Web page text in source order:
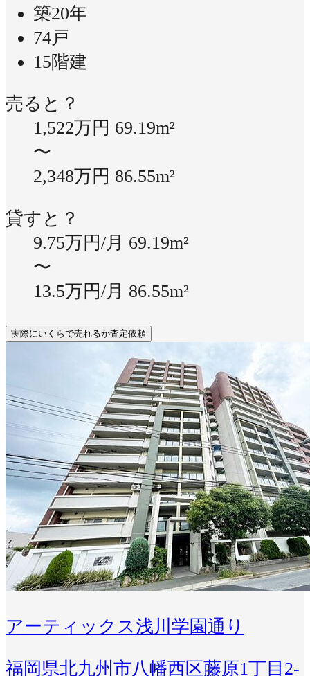
築20年
74戸
15階建
売ると？
1,522万円 69.19m²
〜
2,348万円 86.55m²
貸すと？
9.75万円/月 69.19m²
〜
13.5万円/月 86.55m²
実際にいくらで売れるか査定依頼
アーティックス浅川学園通り
福岡県北九州市八幡西区藤原1丁目2-